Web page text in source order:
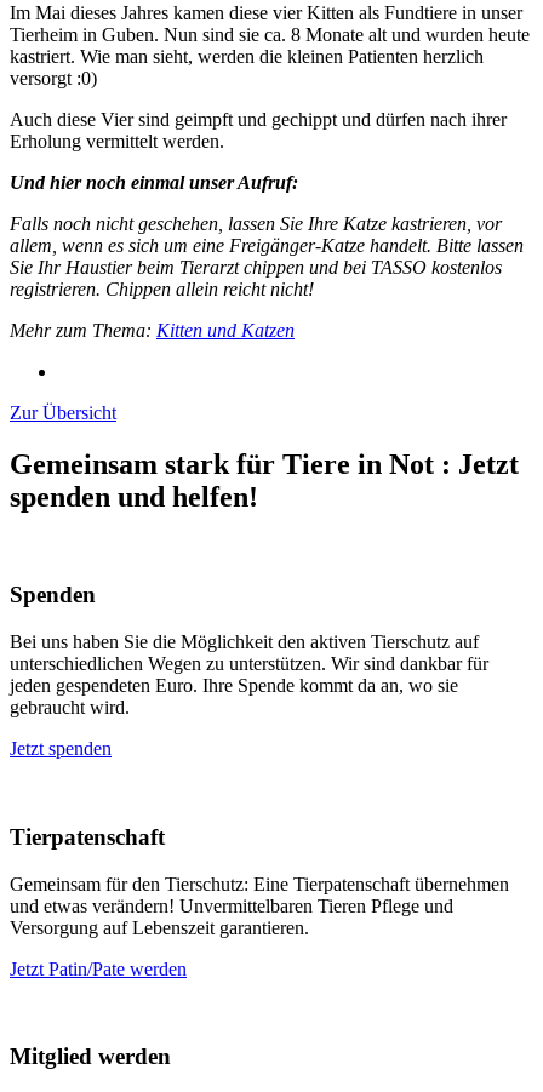
Im Mai dieses Jahres kamen diese vier Kitten als Fundtiere in unser
Tierheim in Guben. Nun sind sie ca. 8 Monate alt und wurden heute
kastriert. Wie man sieht, werden die kleinen Patienten herzlich
versorgt :0)
Auch diese Vier sind geimpft und gechippt und dürfen nach ihrer
Erholung vermittelt werden.
Und hier noch einmal unser Aufruf:
Falls noch nicht geschehen, lassen Sie Ihre Katze kastrieren, vor
allem, wenn es sich um eine Freigänger-Katze handelt. Bitte lassen
Sie Ihr Haustier beim Tierarzt chippen und bei TASSO kostenlos
registrieren. Chippen allein reicht nicht!
Mehr zum Thema: Kitten und Katzen
Zur Übersicht
Gemeinsam stark für Tiere in Not : Jetzt
spenden und helfen!
Spenden
Bei uns haben Sie die Möglichkeit den aktiven Tierschutz auf
unterschiedlichen Wegen zu unterstützen. Wir sind dankbar für
jeden gespendeten Euro. Ihre Spende kommt da an, wo sie
gebraucht wird.
Jetzt spenden
Tierpatenschaft
Gemeinsam für den Tierschutz: Eine Tierpatenschaft übernehmen
und etwas verändern! Unvermittelbaren Tieren Pflege und
Versorgung auf Lebenszeit garantieren.
Jetzt Patin/Pate werden
Mitglied werden